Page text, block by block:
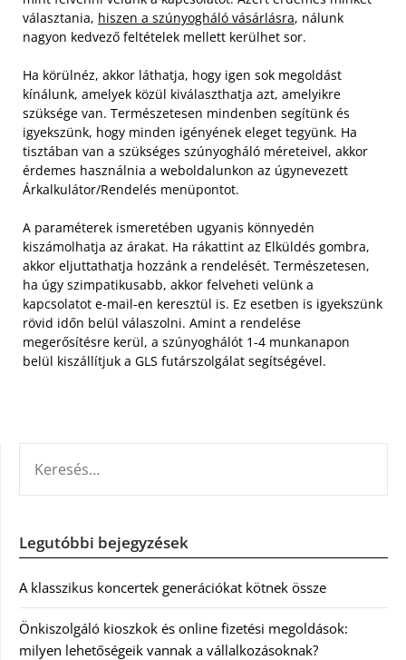
választania, hiszen a szúnyogháló vásárlásra, nálunk
nagyon kedvező feltételek mellett kerülhet sor.
Ha körülnéz, akkor láthatja, hogy igen sok megoldást
kínálunk, amelyek közül kiválaszthatja azt, amelyikre
szüksége van. Természetesen mindenben segítünk és
igyekszünk, hogy minden igényének eleget tegyünk. Ha
tisztában van a szükséges szúnyogháló méreteivel, akkor
érdemes használnia a weboldalunkon az úgynevezett
Árkalkulátor/Rendelés menüpontot.
A paraméterek ismeretében ugyanis könnyedén
kiszámolhatja az árakat. Ha rákattint az Elküldés gombra,
akkor eljuttathatja hozzánk a rendelését. Természetesen,
ha úgy szimpatikusabb, akkor felveheti velünk a
kapcsolatot e-mail-en keresztül is. Ez esetben is igyekszünk
rövid időn belül válaszolni. Amint a rendelése
megerősítésre kerül, a szúnyoghálót 1-4 munkanapon
belül kiszállítjuk a GLS futárszolgálat segítségével.
Legutóbbi bejegyzések
A klasszikus koncertek generációkat kötnek össze
Önkiszolgáló kioszkok és online fizetési megoldások:
milyen lehetőségeik vannak a vállalkozásoknak?